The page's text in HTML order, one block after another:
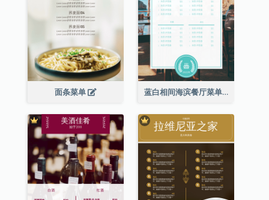
面条菜单 蓝白相间海滨餐厅菜单